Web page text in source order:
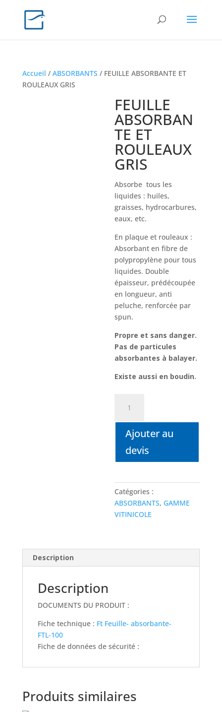
Accueil / ABSORBANTS / FEUILLE ABSORBANTE ET
ROULEAUX GRIS
FEUILLE
ABSORBAN
TE ET
ROULEAUX
GRIS
Absorbe tous les
liquides : huiles,
graisses, hydrocarbures,
eaux, etc.
En plaque et rouleaux :
Absorbant en fibre de
polypropylène pour tous
liquides. Double
épaisseur, prédécoupée
en longueur, anti
peluche, renforcée par
spun.
Propre et sans danger.
Pas de particules
absorbantes à balayer.
Existe aussi en boudin.
FEUILLE
ABSORBANTE
ROULEAUX
Ajouter au
devis
Catégories :
ABSORBANTS, GAMME
VITINICOLE
Description
Description
DOCUMENTS DU PRODUIT :
Fiche technique : Ft Feuille- absorbante-
FTL-100
Fiche de données de sécurité :
Produits similaires